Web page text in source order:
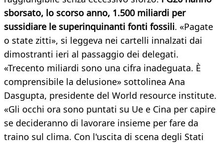
sborsato, lo scorso anno, 1.500 miliardi per
sussidiare le superinquinanti fonti fossili. «Pagate
o state zitti», si leggeva nei cartelli innalzati dai
dimostranti ieri al passaggio dei delegati.
«Trecento miliardi sono una cifra inadeguata. È
comprensibile la delusione» sottolinea Ana
Dasgupta, presidente del World resource institute.
«Gli occhi ora sono puntati su Ue e Cina per capire
se decideranno di lavorare insieme per fare da
traino sul clima. Con l'uscita di scena degli Stati